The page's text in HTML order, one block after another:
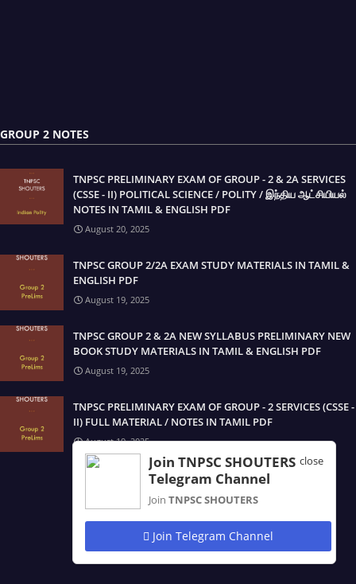
GROUP 2 NOTES
TNPSC PRELIMINARY EXAM OF GROUP - 2 & 2A SERVICES
(CSSE - II) POLITICAL SCIENCE / POLITY / இந்திய ஆட்சியியல்
NOTES IN TAMIL & ENGLISH PDF
August 20, 2025
TNPSC GROUP 2/2A EXAM STUDY MATERIALS IN TAMIL &
ENGLISH PDF
August 19, 2025
TNPSC GROUP 2 & 2A NEW SYLLABUS PRELIMINARY NEW
BOOK STUDY MATERIALS IN TAMIL & ENGLISH PDF
August 19, 2025
TNPSC PRELIMINARY EXAM OF GROUP - 2 SERVICES (CSSE -
II) FULL MATERIAL / NOTES IN TAMIL PDF
August 19, 2025
close
Join TNPSC SHOUTERS
Telegram Channel
Join TNPSC SHOUTERS
Join Telegram Channel